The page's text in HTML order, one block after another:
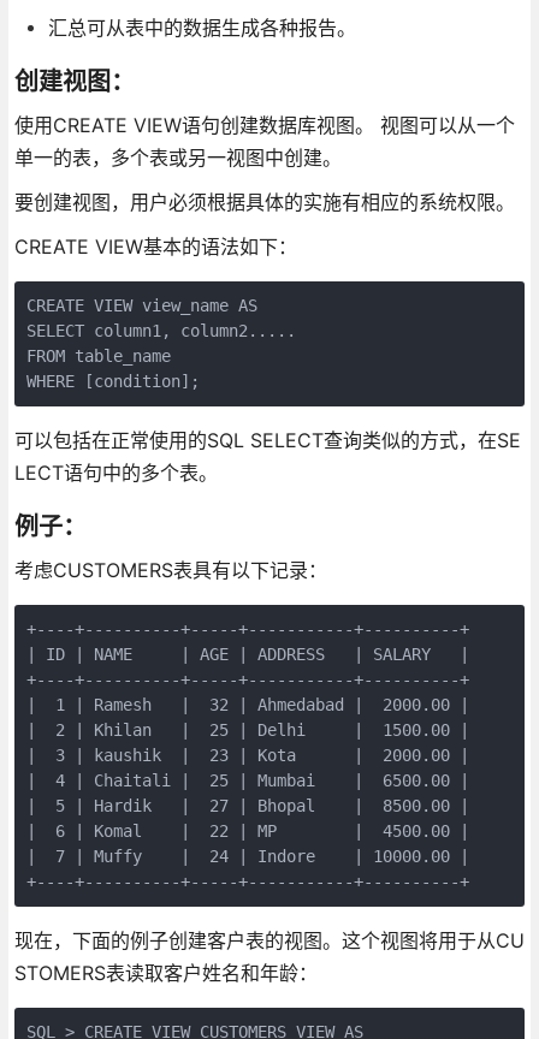
汇总可从表中的数据生成各种报告。
创建视图：
使用CREATE VIEW语句创建数据库视图。 视图可以从一个
单一的表，多个表或另一视图中创建。
要创建视图，用户必须根据具体的实施有相应的系统权限。
CREATE VIEW基本的语法如下：
CREATE VIEW view_name AS
SELECT column1, column2.....
FROM table_name
WHERE [condition];
可以包括在正常使用的SQL SELECT查询类似的方式，在SE
LECT语句中的多个表。
例子：
考虑CUSTOMERS表具有以下记录：
+----+----------+-----+-----------+----------+
| ID | NAME     | AGE | ADDRESS   | SALARY   |
+----+----------+-----+-----------+----------+
|  1 | Ramesh   |  32 | Ahmedabad |  2000.00 |
|  2 | Khilan   |  25 | Delhi     |  1500.00 |
|  3 | kaushik  |  23 | Kota      |  2000.00 |
|  4 | Chaitali |  25 | Mumbai    |  6500.00 |
|  5 | Hardik   |  27 | Bhopal    |  8500.00 |
|  6 | Komal    |  22 | MP        |  4500.00 |
|  7 | Muffy    |  24 | Indore    | 10000.00 |
+----+----------+-----+-----------+----------+
现在，下面的例子创建客户表的视图。这个视图将用于从CU
STOMERS表读取客户姓名和年龄：
SQL > CREATE VIEW CUSTOMERS_VIEW AS